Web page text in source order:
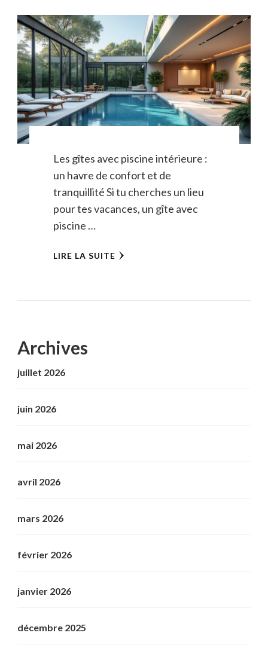
Les gîtes avec piscine intérieure :
un havre de confort et de
tranquillité Si tu cherches un lieu
pour tes vacances, un gîte avec
piscine …
LIRE LA SUITE
Archives
juillet 2026
juin 2026
mai 2026
avril 2026
mars 2026
février 2026
janvier 2026
décembre 2025